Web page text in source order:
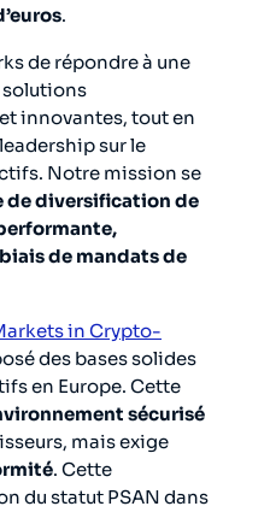
.
de répondre à une
solutions
innovantes, tout en
sur le
Notre mission se
de diversification de
de mandats de
in Crypto-
des bases solides
en Europe. Cette
sécurisé
mais exige
. Cette
du statut PSAN dans